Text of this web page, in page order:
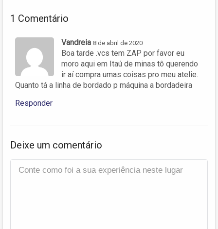
1 Comentário
Vandreia 8 de abril de 2020
Boa tarde .vcs tem ZAP por favor eu
moro aqui em Itaú de minas tô querendo
ir aí compra umas coisas pro meu atelie.
Quanto tá a linha de bordado p máquina a bordadeira
Responder
Deixe um comentário